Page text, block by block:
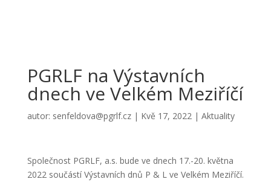
PGRLF na Výstavních
dnech ve Velkém Meziříčí
autor: senfeldova@pgrlf.cz| Kvě 17, 2022 | Aktuality
Společnost PGRLF, a.s. bude ve dnech 17.-20. května
2022 součástí Výstavních dnů P & L ve Velkém Meziříčí.